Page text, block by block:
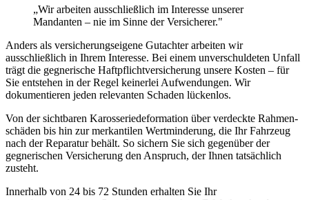
„Wir arbeiten ausschließlich im Interesse unserer
Mandanten – nie im Sinne der Versicherer."
Anders als versicherungseigene Gutachter arbeiten wir
ausschließlich in Ihrem Interesse. Bei einem unverschuldeten Unfall
trägt die gegnerische Haftpflicht­versicherung unsere Kosten – für
Sie entstehen in der Regel keinerlei Aufwendungen. Wir
dokumentieren jeden relevanten Schaden lückenlos.
Von der sichtbaren Karosserie­deformation über verdeckte Rahmen­
schäden bis hin zur merkantilen Wertminderung, die Ihr Fahrzeug
nach der Reparatur behält. So sichern Sie sich gegenüber der
gegnerischen Versicherung den Anspruch, der Ihnen tatsächlich
zusteht.
Innerhalb von 24 bis 72 Stunden erhalten Sie Ihr